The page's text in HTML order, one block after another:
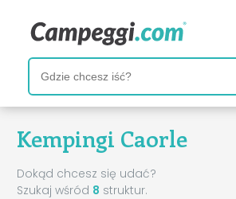
Kempingi Caorle
Dokąd chcesz się udać?
Szukaj wśród 8 struktur.